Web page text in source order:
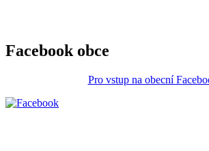
Facebook obce
Pro vstup na obecní